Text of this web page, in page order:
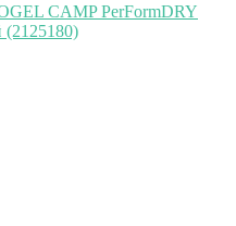
CAMP PerFormDRY
(2125180)